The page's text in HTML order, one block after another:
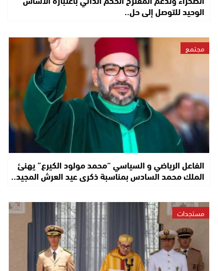
الوحيد للتوصل إلى حل..
مجتمع
الفاعل الرياضي و السياسي “محمد مولود الكيرع” يهنئ
الملك محمد السادس بمناسبة ذكرى عيد العرش المجيد..
مستجدات